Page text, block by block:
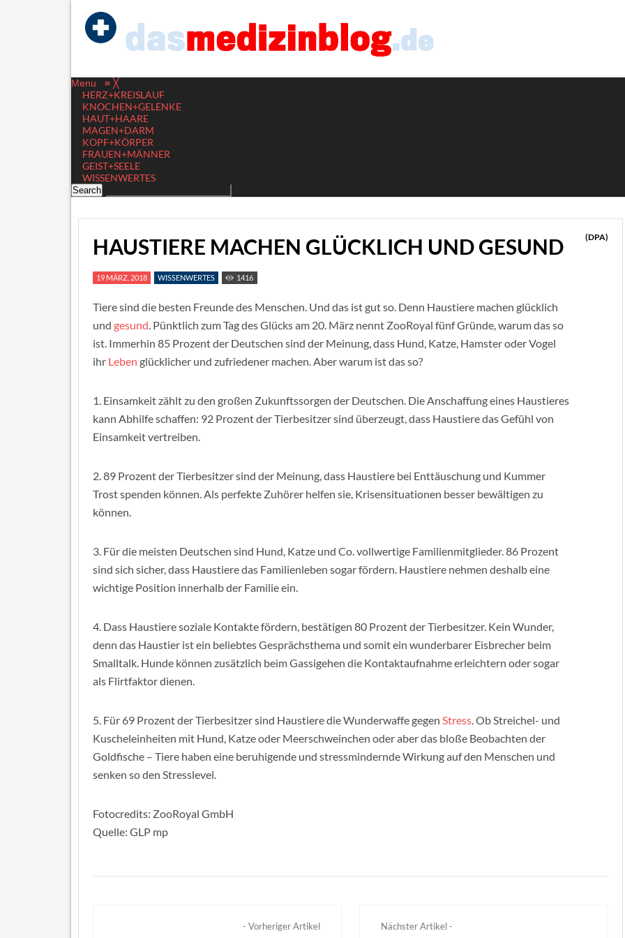
Menu ≡ ╳
HERZ+KREISLAUF
KNOCHEN+GELENKE
HAUT+HAARE
MAGEN+DARM
KOPF+KÖRPER
FRAUEN+MÄNNER
GEIST+SEELE
WISSENWERTES
HAUSTIERE MACHEN GLÜCKLICH UND GESUND (DPA)
19 MÄRZ, 2018 WISSENWERTES 1416
Tiere sind die besten Freunde des Menschen. Und das ist gut so. Denn Haustiere machen glücklich
und gesund. Pünktlich zum Tag des Glücks am 20. März nennt ZooRoyal fünf Gründe, warum das so
ist. Immerhin 85 Prozent der Deutschen sind der Meinung, dass Hund, Katze, Hamster oder Vogel
ihr Leben glücklicher und zufriedener machen. Aber warum ist das so?
1. Einsamkeit zählt zu den großen Zukunftssorgen der Deutschen. Die Anschaffung eines Haustieres
kann Abhilfe schaffen: 92 Prozent der Tierbesitzer sind überzeugt, dass Haustiere das Gefühl von
Einsamkeit vertreiben.
2. 89 Prozent der Tierbesitzer sind der Meinung, dass Haustiere bei Enttäuschung und Kummer
Trost spenden können. Als perfekte Zuhörer helfen sie, Krisensituationen besser bewältigen zu
können.
3. Für die meisten Deutschen sind Hund, Katze und Co. vollwertige Familienmitglieder. 86 Prozent
sind sich sicher, dass Haustiere das Familienleben sogar fördern. Haustiere nehmen deshalb eine
wichtige Position innerhalb der Familie ein.
4. Dass Haustiere soziale Kontakte fördern, bestätigen 80 Prozent der Tierbesitzer. Kein Wunder,
denn das Haustier ist ein beliebtes Gesprächsthema und somit ein wunderbarer Eisbrecher beim
Smalltalk. Hunde können zusätzlich beim Gassigehen die Kontaktaufnahme erleichtern oder sogar
als Flirtfaktor dienen.
5. Für 69 Prozent der Tierbesitzer sind Haustiere die Wunderwaffe gegen Stress. Ob Streichel- und
Kuscheleinheiten mit Hund, Katze oder Meerschweinchen oder aber das bloße Beobachten der
Goldfische – Tiere haben eine beruhigende und stressmindernde Wirkung auf den Menschen und
senken so den Stresslevel.
Fotocredits: ZooRoyal GmbH
Quelle: GLP mp
- Vorheriger Artikel Nächster Artikel -